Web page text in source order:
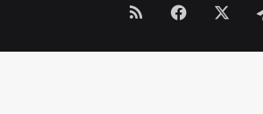
RSS Facebook